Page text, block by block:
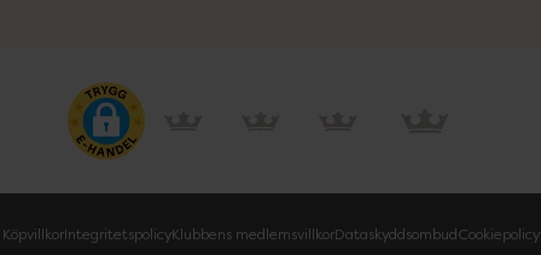
KöpvillkorIntegritetspolicyKlubbens medlemsvillkorDataskyddsombudCookiepolicy